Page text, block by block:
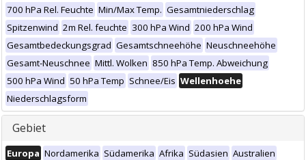
700 hPa Rel. Feuchte Min/Max Temp. Gesamtniederschlag
Spitzenwind 2m Rel. feuchte 300 hPa Wind 200 hPa Wind
Gesamtbedeckungsgrad Gesamtschneehöhe Neuschneehöhe
Gesamt-Neuschnee Mittl. Wolken 850 hPa Temp. Abweichung
500 hPa Wind 50 hPa Temp Schnee/Eis Wellenhoehe
Niederschlagsform
Gebiet
Europa Nordamerika Südamerika Afrika Südasien Australien